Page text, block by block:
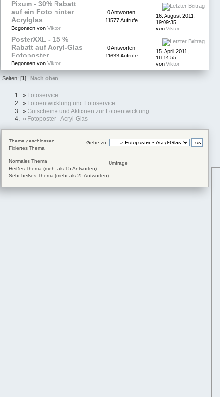
Pixum - 30% Rabatt
auf ein Foto hinter
Acrylglas
Begonnen von Viktor
0 Antworten
11577 Aufrufe
16. August 2011,
19:09:35
von Viktor
PosterXXL - 15 %
Rabatt auf Acryl-Glas
Fotoposter
Begonnen von Viktor
0 Antworten
11633 Aufrufe
15. April 2011,
18:14:55
von Viktor
Seiten: [1] Nach oben
» Fotoservice
» Fotoentwicklung und Fotoservice
» Gutscheine und Aktionen zur Fotoentwicklung
» Fotoposter - Acryl-Glas
Gehe zu:
Normales Thema
Heißes Thema (mehr als 15 Antworten)
Sehr heißes Thema (mehr als 25 Antworten)
Thema geschlossen
Fixiertes Thema
Umfrage